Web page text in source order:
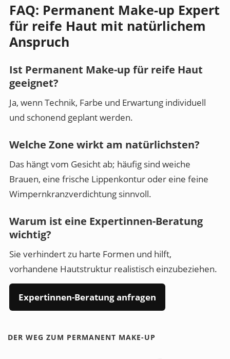
FAQ: Permanent Make-up Expert
für reife Haut mit natürlichem
Anspruch
Ist Permanent Make-up für reife Haut
geeignet?
Ja, wenn Technik, Farbe und Erwartung individuell
und schonend geplant werden.
Welche Zone wirkt am natürlichsten?
Das hängt vom Gesicht ab; häufig sind weiche
Brauen, eine frische Lippenkontur oder eine feine
Wimpernkranzverdichtung sinnvoll.
Warum ist eine Expertinnen-Beratung
wichtig?
Sie verhindert zu harte Formen und hilft,
vorhandene Hautstruktur realistisch einzubeziehen.
Expertinnen-Beratung anfragen
DER WEG ZUM PERMANENT MAKE-UP